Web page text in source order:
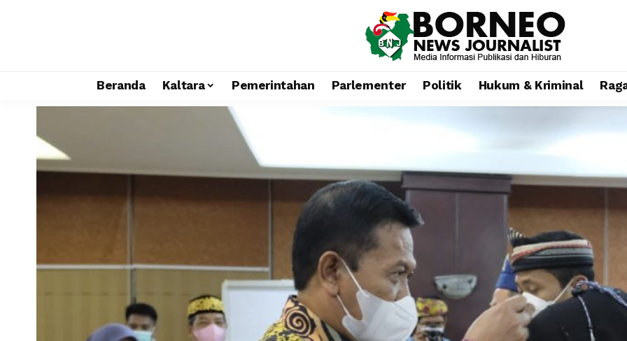
Beranda Kaltara Pemerintahan Parlementer Politik Hukum & Kriminal